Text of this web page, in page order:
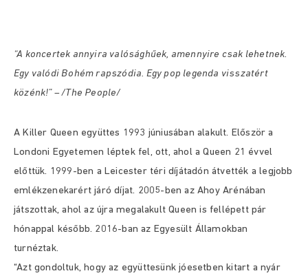
“A koncertek annyira valósághűek, amennyire csak lehetnek.
Egy valódi Bohém rapszódia. Egy pop legenda visszatért
közénk!” – /The People/
A Killer Queen együttes 1993 júniusában alakult. Először a
Londoni Egyetemen léptek fel, ott, ahol a Queen 21 évvel
előttük. 1999-ben a Leicester téri díjátadón átvették a legjobb
emlékzenekarért járó díjat. 2005-ben az Ahoy Arénában
játszottak, ahol az újra megalakult Queen is fellépett pár
hónappal később. 2016-ban az Egyesült Államokban
turnéztak.
“Azt gondoltuk, hogy az együttesünk jóesetben kitart a nyár